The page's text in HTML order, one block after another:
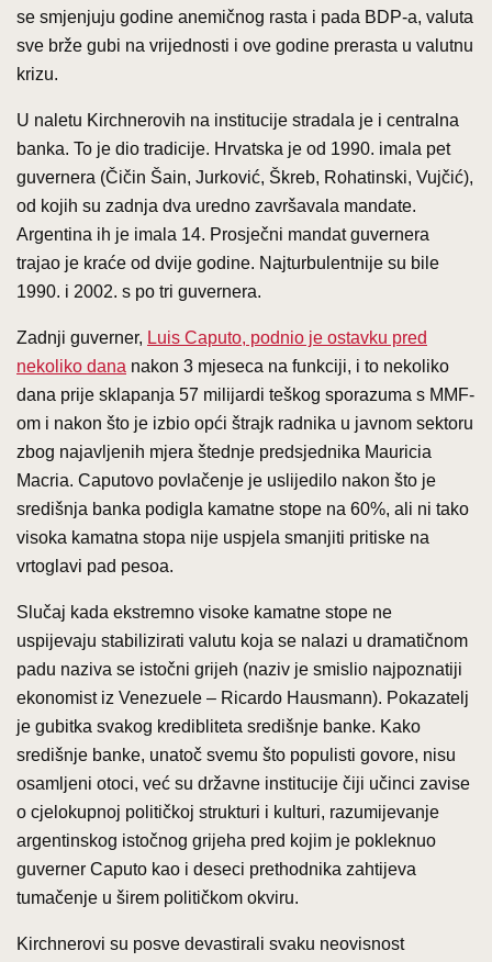
se smjenjuju godine anemičnog rasta i pada BDP-a, valuta
sve brže gubi na vrijednosti i ove godine prerasta u valutnu
krizu.
U naletu Kirchnerovih na institucije stradala je i centralna
banka. To je dio tradicije. Hrvatska je od 1990. imala pet
guvernera (Čičin Šain, Jurković, Škreb, Rohatinski, Vujčić),
od kojih su zadnja dva uredno završavala mandate.
Argentina ih je imala 14. Prosječni mandat guvernera
trajao je kraće od dvije godine. Najturbulentnije su bile
1990. i 2002. s po tri guvernera.
Zadnji guverner, Luis Caputo, podnio je ostavku pred
nekoliko dana nakon 3 mjeseca na funkciji, i to nekoliko
dana prije sklapanja 57 milijardi teškog sporazuma s MMF-
om i nakon što je izbio opći štrajk radnika u javnom sektoru
zbog najavljenih mjera štednje predsjednika Mauricia
Macria. Caputovo povlačenje je uslijedilo nakon što je
središnja banka podigla kamatne stope na 60%, ali ni tako
visoka kamatna stopa nije uspjela smanjiti pritiske na
vrtoglavi pad pesoa.
Slučaj kada ekstremno visoke kamatne stope ne
uspijevaju stabilizirati valutu koja se nalazi u dramatičnom
padu naziva se istočni grijeh (naziv je smislio najpoznatiji
ekonomist iz Venezuele – Ricardo Hausmann). Pokazatelj
je gubitka svakog kredibliteta središnje banke. Kako
središnje banke, unatoč svemu što populisti govore, nisu
osamljeni otoci, već su državne institucije čiji učinci zavise
o cjelokupnoj političkoj strukturi i kulturi, razumijevanje
argentinskog istočnog grijeha pred kojim je pokleknuo
guverner Caputo kao i deseci prethodnika zahtijeva
tumačenje u širem političkom okviru.
Kirchnerovi su posve devastirali svaku neovisnost